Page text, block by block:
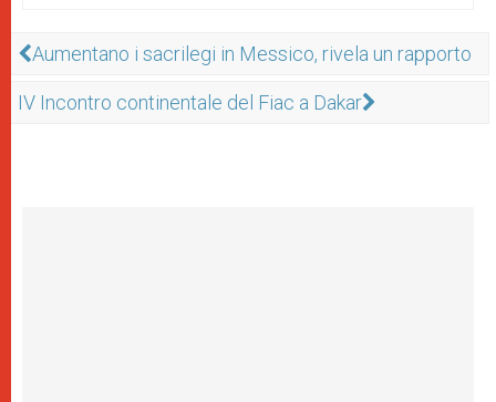
Aumentano i sacrilegi in Messico, rivela un rapporto
IV Incontro continentale del Fiac a Dakar